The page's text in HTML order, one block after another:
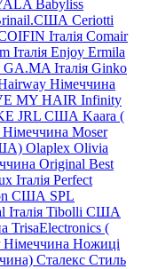
Babyliss
Ceriotti
Італія Comair
Італія Enjoy Ermila
GA.MA Італія Ginko
Німеччина
MY HAIR Infinity
JRL США Kaara (
Moser
Olaplex Olivia
Original Best
Італія Perfect
США SPL
Tibolli США
TrisaElectronics (
Німеччина Ножиці
Сталекс Стиль